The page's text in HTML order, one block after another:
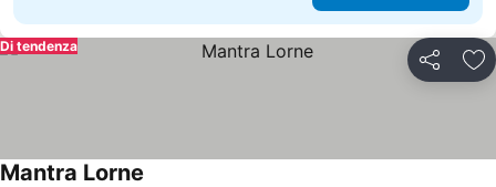
Condividi
Di tendenza
Mantra Lorne